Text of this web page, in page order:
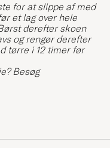
for at slippe af med
et lag over hele
derefter skoen
og rengør derefter
tørre i 12 timer før
Besøg